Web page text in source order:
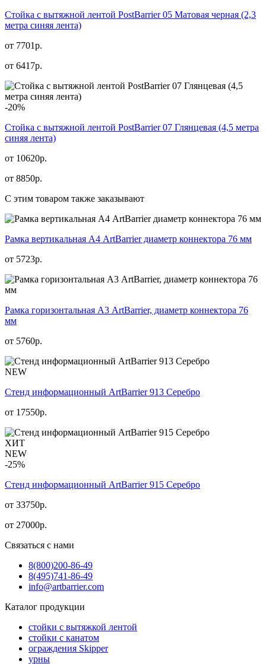
Стойка с вытяжной лентой PostBarrier 05 Матовая черная (2,3
метра синяя лента)
от 7701р.
от 6417р.
-20%
Стойка с вытяжной лентой PostBarrier 07 Глянцевая (4,5 метра
синяя лента)
от 10620р.
от 8850р.
С этим товаром также заказывают
Рамка вертикальная А4 ArtBarrier диаметр коннектора 76 мм
от 5723р.
Рамка горизонтальная А3 ArtBarrier, диаметр коннектора 76
мм
от 5760р.
NEW
Стенд информационный АrtBarrier 913 Серебро
от 17550р.
ХИТ
NEW
-25%
Стенд информационный АrtBarrier 915 Серебро
от 33750р.
от 27000р.
Связаться с нами
8(800)200-86-49
8(495)741-86-49
info@artbarrier.com
Каталог продукции
стойки с вытяжкой лентой
стойки с канатом
ограждения Skipper
урны